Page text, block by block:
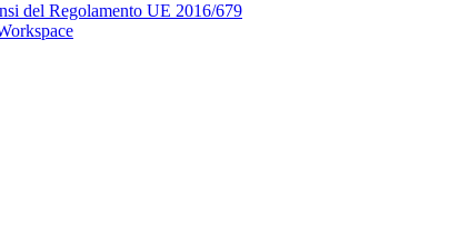
del Regolamento UE 2016/679